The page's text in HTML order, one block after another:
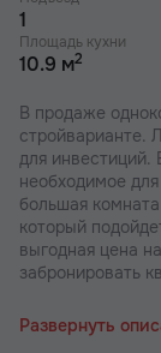
1
Площадь кухни
10.9 м2
В продаже
стройварианте.
для инвестиций.
необходимое
большая
который
выгодная цена
забронировать
отделе продаж
предложениям.
Развернуть